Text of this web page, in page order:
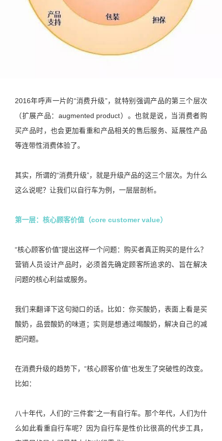
2016年呼声一片的“消费升级”，就特别强调产品的第三个层次
（扩展产品：augmented product）。也就是说，当消费者购
买产品时，也会更加看重和产品相关的售后服务、延展性产品
等连带性消费体验了。
其实，所谓的“消费升级”，就是升级产品的这三个层次。为什么
这么说呢？让我们以自行车为例，一层层剖析。
第一层：核心顾客价值（core customer value）
“核心顾客价值”提出这样一个问题：购买者真正购买的是什么？
营销人员设计产品时，必须首先确定顾客所追求的、旨在解决
问题的核心利益或服务。
我们来翻译下这句拗口的话。比如：你买酸奶，表面上看是买
酸奶，品尝酸奶的味道；实则是想通过喝酸奶，解决自己的减
肥问题。
在消费升级的趋势下，“核心顾客价值”也发生了突破性的改变。
比如：
八十年代，人们的“三件套”之一有自行车。那个年代，人们为什
么如此看重自行车呢？因为自行车是性价比很高的代步工具，